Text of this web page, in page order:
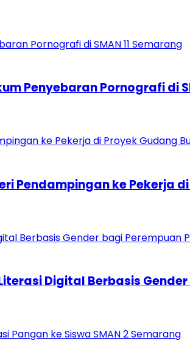
Penyebaran Pornografi di
Pendampingan ke Pekerja
Literasi Digital Berbasis